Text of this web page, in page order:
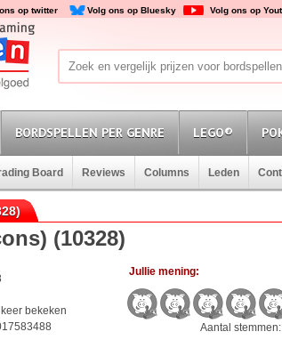
op twitter Volg ons op Bluesky Volg ons op
BORDSPELLEN PER GENRE LEGO®
Board Reviews Columns Leden
(10328)
bekeken
Jullie mening:
Aantal